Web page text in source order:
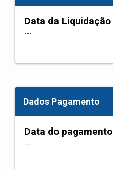
Data da Liquidação
---
Dados Pagamento
Data do pagamento
---